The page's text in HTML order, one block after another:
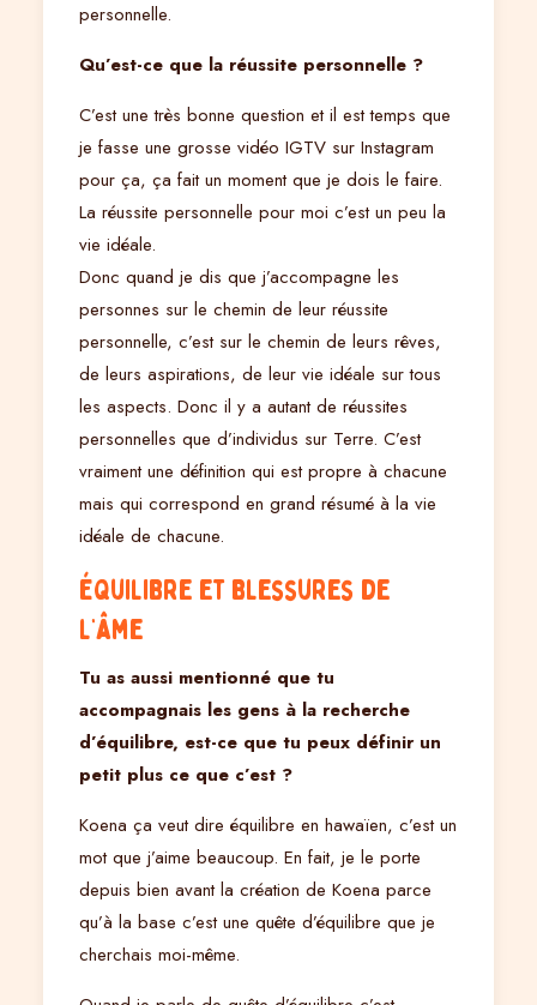
personnelle.
Qu’est-ce que la réussite personnelle ?
C’est une très bonne question et il est temps que
je fasse une grosse vidéo IGTV sur Instagram
pour ça, ça fait un moment que je dois le faire.
La réussite personnelle pour moi c’est un peu la
vie idéale.
Donc quand je dis que j’accompagne les
personnes sur le chemin de leur réussite
personnelle, c’est sur le chemin de leurs rêves,
de leurs aspirations, de leur vie idéale sur tous
les aspects. Donc il y a autant de réussites
personnelles que d’individus sur Terre. C’est
vraiment une définition qui est propre à chacune
mais qui correspond en grand résumé à la vie
idéale de chacune.
Équilibre et blessures de
l’âme
Tu as aussi mentionné que tu
accompagnais les gens à la recherche
d’équilibre, est-ce que tu peux définir un
petit plus ce que c’est ?
Koena ça veut dire équilibre en hawaïen, c’est un
mot que j’aime beaucoup. En fait, je le porte
depuis bien avant la création de Koena parce
qu’à la base c’est une quête d’équilibre que je
cherchais moi-même.